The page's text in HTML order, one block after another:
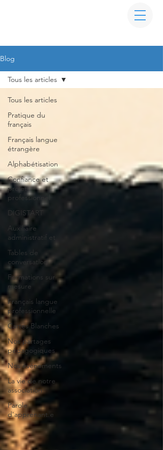
Blog
Tous les articles
Pratique du
français
Français langue
étrangère
Alphabétisation
Confiance et
projet
professionnel
DIGISTART
Auxiliaire
administratif et
Tables de
conversation
Formations sur
mesure
Français langue
professionnelle
Cartes Blanches
Nos partages
pédagogiques
Nos événements
La vie de notre
association
Parole
d'apprenant.e
Tous les articles